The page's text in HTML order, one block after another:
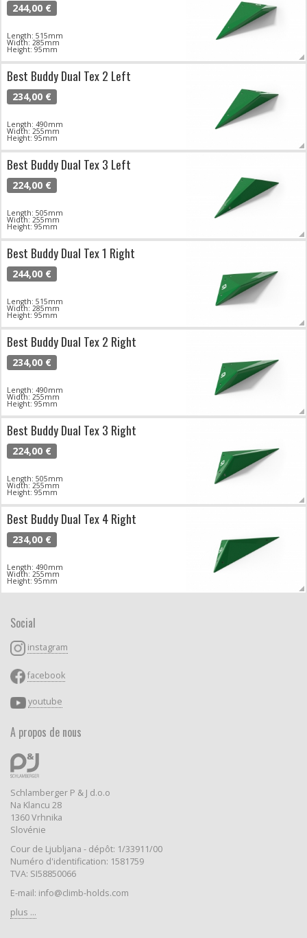
244,00 €
Length: 515mm
Width: 285mm
Height: 95mm
Best Buddy Dual Tex 2 Left
234,00 €
Length: 490mm
Width: 255mm
Height: 95mm
Best Buddy Dual Tex 3 Left
224,00 €
Length: 505mm
Width: 255mm
Height: 95mm
Best Buddy Dual Tex 1 Right
244,00 €
Length: 515mm
Width: 285mm
Height: 95mm
Best Buddy Dual Tex 2 Right
234,00 €
Length: 490mm
Width: 255mm
Height: 95mm
Best Buddy Dual Tex 3 Right
224,00 €
Length: 505mm
Width: 255mm
Height: 95mm
Best Buddy Dual Tex 4 Right
234,00 €
Length: 490mm
Width: 255mm
Height: 95mm
Social
instagram
facebook
youtube
A propos de nous
Schlamberger P & J d.o.o
Na Klancu 28
1360 Vrhnika
Slovénie
Cour de Ljubljana - dépôt: 1/33911/00
Numéro d'identification: 1581759
TVA: SI58850066
E-mail: info@climb-holds.com
plus ...